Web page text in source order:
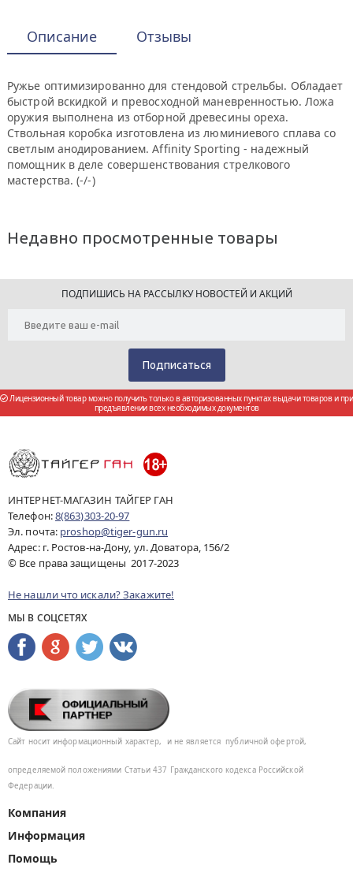
Описание Отзывы
Ружье оптимизированно для стендовой стрельбы. Обладает
быстрой вскидкой и превосходной маневренностью. Ложа
оружия выполнена из отборной древесины ореха.
Ствольная коробка изготовлена из люминиевого сплава со
светлым анодированием. Affinity Sporting - надежный
помощник в деле совершенствования стрелкового
мастерства. (-/-)
Недавно просмотренные товары
ПОДПИШИСЬ НА РАССЫЛКУ НОВОСТЕЙ И АКЦИЙ
Лицензионный товар можно получить только в авторизованных пунктах выдачи товаров и при
предъявлении всех необходимых документов
ИНТЕРНЕТ-МАГАЗИН ТАЙГЕР ГАН
Телефон:8(863)303-20-97
Эл. почта: proshop@tiger-gun.ru
Адрес: г. Ростов-на-Дону, ул. Доватора, 156/2
© Все права защищены 2017-2023
Не нашли что искали? Закажите!
МЫ В СОЦСЕТЯХ
Сайт носит информационный характер, и не является публичной офертой,
определяемой положениями Статьи 437 Гражданского кодекса Российской
Федерации.
Компания
Информация
Помощь